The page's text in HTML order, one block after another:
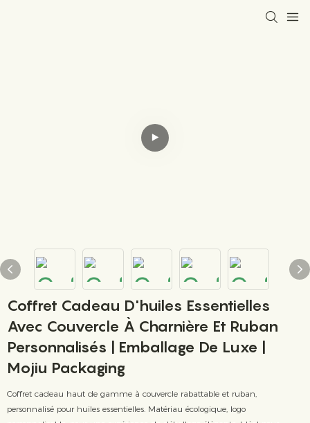
Coffret Cadeau D'huiles Essentielles
Avec Couvercle À Charnière Et Ruban
Personnalisés | Emballage De Luxe |
Mojiu Packaging
Coffret cadeau haut de gamme à couvercle rabattable et ruban,
personnalisé pour huiles essentielles. Matériau écologique, logo